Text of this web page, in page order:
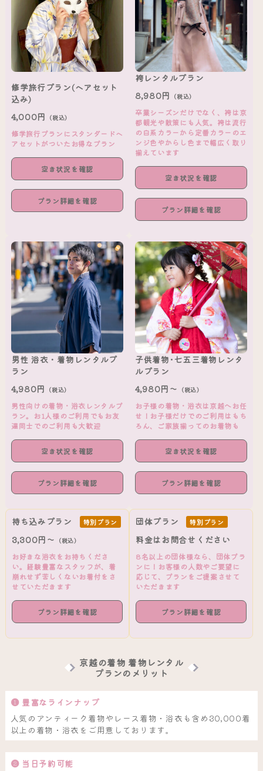
修学旅行プラン(ヘアセット
込み)
4,000円 （税込）
修学旅行プランにスタンダードヘ
アセットがついたお得なプラン
空き状況を確認
プラン詳細を確認
袴レンタルプラン
8,980円 （税込）
卒業シーズンだけでなく、袴は京
都観光や散策にも人気。袴は流行
の白系カラーから定番カラーのエ
ンジ色やからし色まで幅広く取り
揃えています
空き状況を確認
プラン詳細を確認
男性 浴衣・着物レンタルプ
ラン
4,980円 （税込）
男性向けの着物・浴衣レンタルプ
ラン。お1人様のご利用でもお友
達同士でのご利用も大歓迎
空き状況を確認
プラン詳細を確認
子供着物･七五三着物レンタ
ルプラン
4,980円～ （税込）
お子様の着物・浴衣は京越へお任
せ！お子様だけでのご利用はもち
ろん、ご家族揃ってのお着物も
空き状況を確認
プラン詳細を確認
持ち込みプラン 特別プラン
3,300円～ （税込）
お好きな浴衣をお持ちくださ
い。経験豊富なスタッフが、着
崩れせず苦しくないお着付をさ
せていただきます
プラン詳細を確認
団体プラン 特別プラン
料金はお問合せください
8名以上の団体様なら、団体プラ
ンに！お客様の人数やご要望に
応じて、プランをご提案させて
いただきます
プラン詳細を確認
京越の着物 着物レンタル
プランのメリット
❶ 豊富なラインナップ
人気のアンティーク着物やレース着物・浴衣も含め30,000着
以上の着物・浴衣をご用意しております。
❷ 当日予約可能